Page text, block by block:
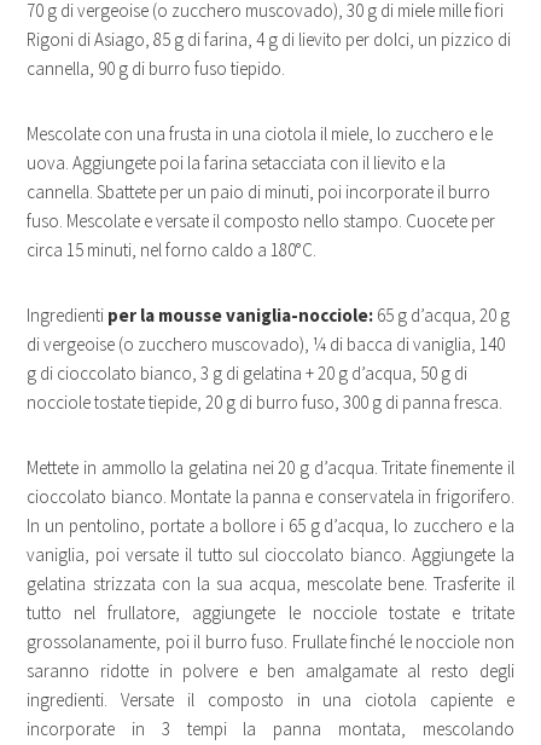
70 g di vergeoise (o zucchero muscovado), 30 g di miele mille fiori
Rigoni di Asiago, 85 g di farina, 4 g di lievito per dolci, un pizzico di
cannella, 90 g di burro fuso tiepido.
Mescolate con una frusta in una ciotola il miele, lo zucchero e le
uova. Aggiungete poi la farina setacciata con il lievito e la
cannella. Sbattete per un paio di minuti, poi incorporate il burro
fuso. Mescolate e versate il composto nello stampo. Cuocete per
circa 15 minuti, nel forno caldo a 180°C.
Ingredienti per la mousse vaniglia-nocciole: 65 g d’acqua, 20 g
di vergeoise (o zucchero muscovado), ¼ di bacca di vaniglia, 140
g di cioccolato bianco, 3 g di gelatina + 20 g d’acqua, 50 g di
nocciole tostate tiepide, 20 g di burro fuso, 300 g di panna fresca.
Mettete in ammollo la gelatina nei 20 g d’acqua. Tritate finemente il
cioccolato bianco. Montate la panna e conservatela in frigorifero.
In un pentolino, portate a bollore i 65 g d’acqua, lo zucchero e la
vaniglia, poi versate il tutto sul cioccolato bianco. Aggiungete la
gelatina strizzata con la sua acqua, mescolate bene. Trasferite il
tutto nel frullatore, aggiungete le nocciole tostate e tritate
grossolanamente, poi il burro fuso. Frullate finché le nocciole non
saranno ridotte in polvere e ben amalgamate al resto degli
ingredienti. Versate il composto in una ciotola capiente e
incorporate in 3 tempi la panna montata, mescolando